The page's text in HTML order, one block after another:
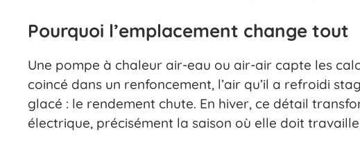
Pourquoi l’emplacement change tout
Une pompe à chaleur air-eau ou air-air capte les
coincé dans un renfoncement, l’air qu’il a refroidi
glacé : le rendement chute. En hiver, ce détail
électrique, précisément la saison où elle doit